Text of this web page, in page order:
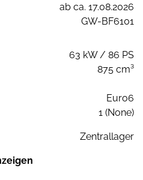
ab ca. 17.08.2026
GW-BF6101
63 kW / 86 PS
875 cm³
Euro6
1 (None)
Zentrallager